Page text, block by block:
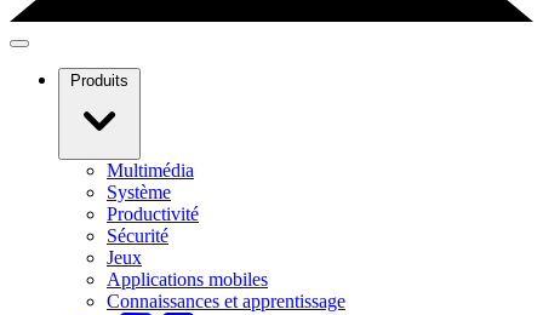
Produits
Multimédia
Système
Productivité
Sécurité
Jeux
Applications mobiles
Connaissances et apprentissage